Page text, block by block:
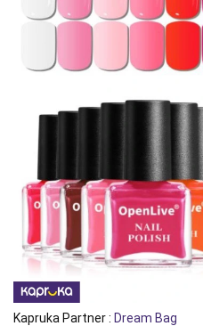
Kapruka Partner : Dream Bag